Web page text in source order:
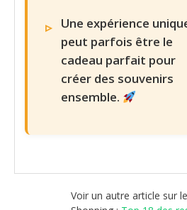
Une expérience
peut parfois être le
cadeau parfait pour
créer des souvenirs
ensemble.
Voir un autre article sur